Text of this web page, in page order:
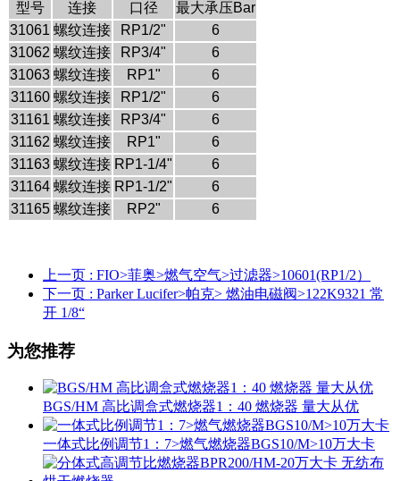
型号 连接 口径
最大承压Bar
31061 螺纹连接 RP1/2"
6
31062 螺纹连接 RP3/4"
6
31063 螺纹连接 RP1"
6
31160 螺纹连接 RP1/2"
6
31161 螺纹连接 RP3/4"
6
31162 螺纹连接 RP1"
6
31163 螺纹连接 RP1-1/4"
6
31164 螺纹连接 RP1-1/2"
6
31165 螺纹连接 RP2" 6
上一页 : FIO>菲奥>燃气空气>过滤器>10601(RP1/2）
下一页 : Parker Lucifer>帕克> 燃油电磁阀>122K9321 常
开 1/8“
为您推荐
BGS/HM 高比调盒式燃烧器1：40 燃烧器 量大从优
一体式比例调节1：7>燃气燃烧器BGS10/M>10万大卡